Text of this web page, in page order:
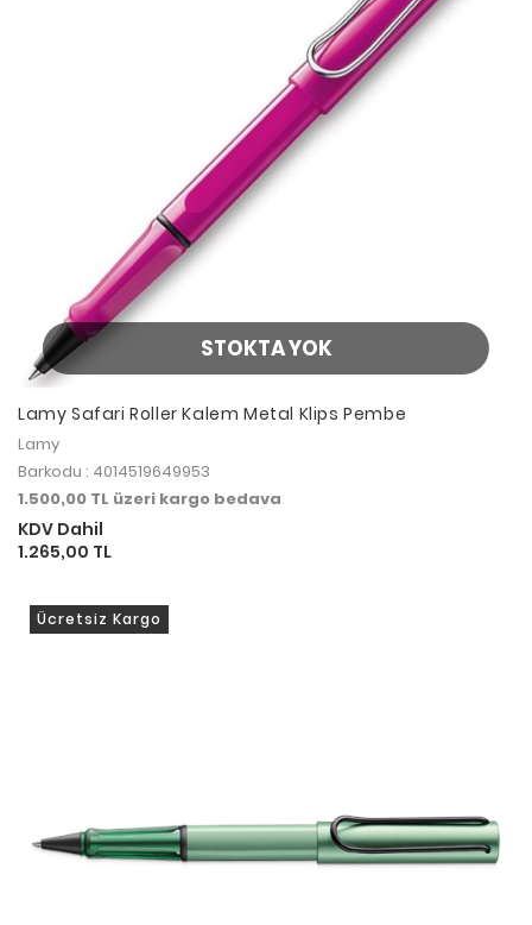
STOKTA YOK
Lamy Safari Roller Kalem Metal Klips Pembe
Lamy
Barkodu : 4014519649953
1.500,00 TL üzeri kargo bedava
KDV Dahil
1.265,00 TL
Ücretsiz Kargo